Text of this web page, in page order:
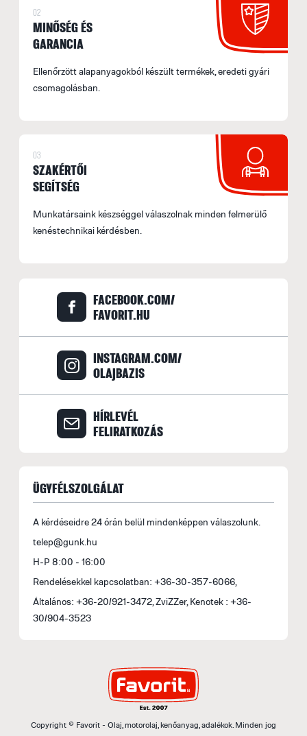
02
MINŐSÉG ÉS
GARANCIA
Ellenőrzött alapanyagokból készült termékek, eredeti gyári
csomagolásban.
03
SZAKÉRTŐI
SEGÍTSÉG
Munkatársaink készséggel válaszolnak minden felmerülő
kenéstechnikai kérdésben.
FACEBOOK.COM/
FAVORIT.HU
INSTAGRAM.COM/
OLAJBAZIS
HÍRLEVÉL
FELIRATKOZÁS
ÜGYFÉLSZOLGÁLAT
A kérdéseidre 24 órán belül mindenképpen válaszolunk.
telep@gunk.hu
H-P 8:00 - 16:00
Rendelésekkel kapcsolatban: +36-30-357-6066,
Általános: +36-20/921-3472, ZviZZer, Kenotek : +36-
30/904-3523
Copyright © Favorit - Olaj, motorolaj, kenőanyag, adalékok. Minden jog